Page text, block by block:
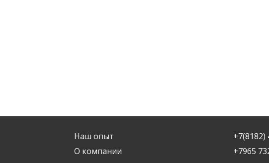
Наш опыт
О компании
+7(8182)
+7965